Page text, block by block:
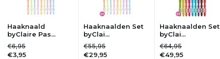
Haaknaald
byClaire Pas...
€6,95
€3,95
Haaknaalden Set
byClai...
€55,95
€29,95
Haaknaalden Set
byClai...
€64,95
€49,95